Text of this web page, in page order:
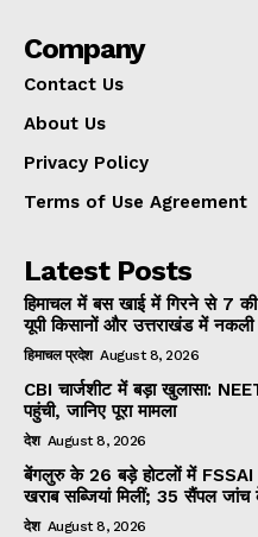
Company
Contact Us
About Us
Privacy Policy
Terms of Use Agreement
Latest Posts
हिमाचल में बस खाई में गिरने से 7
यूपी किसानों और उत्तराखंड में नकली
हिमाचल प्रदेश August 8, 2026
CBI चार्जशीट में बड़ा खुलासा:
पहुंची, जानिए पूरा मामला
देश August 8, 2026
बेंगलुरु के 26 बड़े होटलों में FSSAI
खराब सब्जियां मिलीं; 35 सैंपल
देश August 8, 2026